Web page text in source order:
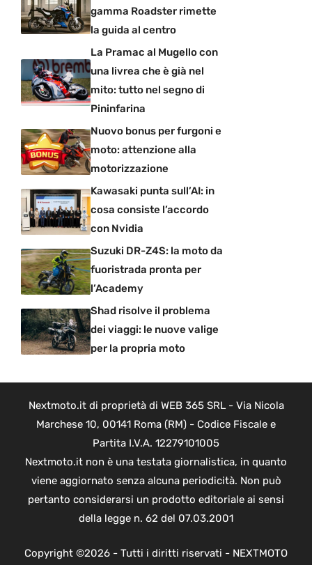
gamma Roadster rimette
la guida al centro
La Pramac al Mugello con
una livrea che è già nel
mito: tutto nel segno di
Pininfarina
Nuovo bonus per furgoni e
moto: attenzione alla
motorizzazione
Kawasaki punta sull’AI: in
cosa consiste l’accordo
con Nvidia
Suzuki DR-Z4S: la moto da
fuoristrada pronta per
l’Academy
Shad risolve il problema
dei viaggi: le nuove valige
per la propria moto
Nextmoto.it di proprietà di WEB 365 SRL - Via Nicola
Marchese 10, 00141 Roma (RM) - Codice Fiscale e
Partita I.V.A. 12279101005
Nextmoto.it non è una testata giornalistica, in quanto
viene aggiornato senza alcuna periodicità. Non può
pertanto considerarsi un prodotto editoriale ai sensi
della legge n. 62 del 07.03.2001
Copyright ©2026 - Tutti i diritti riservati - NEXTMOTO